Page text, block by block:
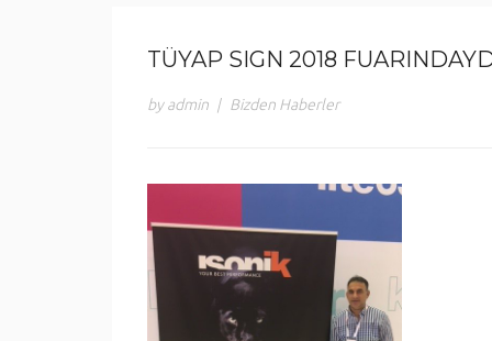
TÜYAP SIGN 2018
by admin | Bizden Haberler